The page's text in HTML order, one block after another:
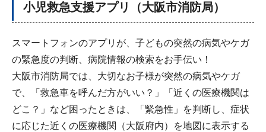
小児救急支援アプリ（大阪市消防局）
スマートフォンのアプリが、子どもの突然の病気やケガ
の緊急度の判断、病院情報の検索をお手伝い！
大阪市消防局では、大切なお子様が突然の病気やケガ
で、「救急車を呼んだ方がいい？」「近くの医療機関は
どこ？」など困ったときは、「緊急性」を判断し、症状
に応じた近くの医療機関（大阪府内）を地図に表示する